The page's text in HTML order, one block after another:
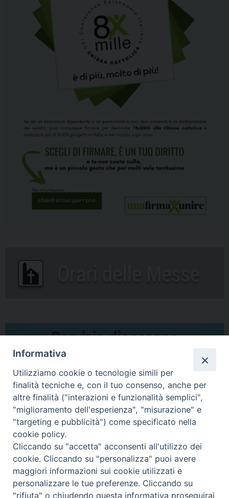
Comunicati Stampa
Il cordoglio dei Vescovi di Puglia per la morte di S.E.R. Mons. Agostino
Superbo
Nasce la Consulta Diocesana delle Aggregazioni Laicali di Castellaneta
Archivio comunicati stampa
Informativa
Utilizziamo cookie o tecnologie simili per
finalità tecniche e, con il tuo consenso, anche per
altre finalità ("interazioni e funzionalità semplici",
"miglioramento dell'esperienza", "misurazione" e
"targeting e pubblicità") come specificato nella
cookie policy.
Cliccando su "accetta" acconsenti all'utilizzo dei
cookie. Cliccando su "personalizza" puoi avere
maggiori informazioni sui cookie utilizzati e
personalizzare le tue preferenze. Cliccando su
"rifiuta" o chiudendo questa informativa proseguirai